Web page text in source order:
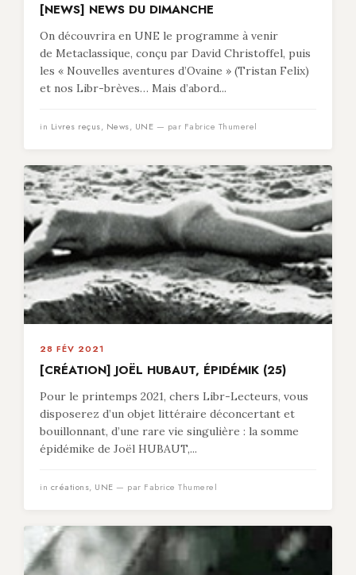
[NEWS] NEWS DU DIMANCHE
On découvrira en UNE le programme à venir
de Metaclassique, conçu par David Christoffel, puis
les « Nouvelles aventures d’Ovaine » (Tristan Felix)
et nos Libr-brèves… Mais d’abord...
in Livres reçus, News, UNE — par Fabrice Thumerel
28 FÉV 2021
[CRÉATION] JOËL HUBAUT, ÉPIDÉMIK (25)
Pour le printemps 2021, chers Libr-Lecteurs, vous
disposerez d’un objet littéraire déconcertant et
bouillonnant, d’une rare vie singulière : la somme
épidémike de Joël HUBAUT,...
in créations, UNE — par Fabrice Thumerel